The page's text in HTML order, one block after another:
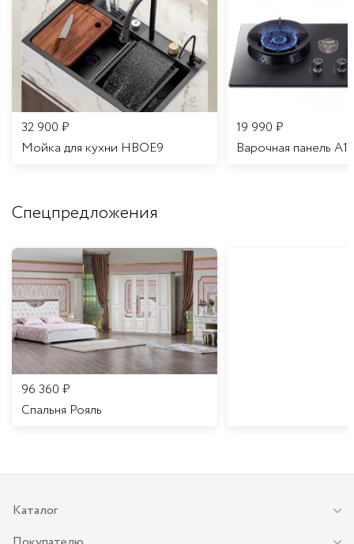
32 900 ₽
Мойка для кухни HBOE9
19 990 ₽
Варочная панель A16
Спецпредложения
96 360 ₽
Спальня Рояль
Каталог